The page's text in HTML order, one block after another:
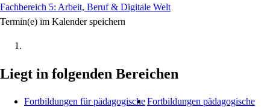
Fachbereich 5: Arbeit, Beruf & Digitale Welt
Termin(e) im Kalender speichern
Liegt in folgenden Bereichen
Fortbildungen für pädagogischeFortbildungen pädagogische